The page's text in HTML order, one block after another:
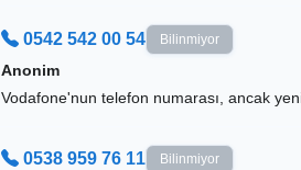
0542 542 00 54 Bilinmiyor
Anonim
Vodafone'nun telefon numarası, ancak
0538 959 76 11 Bilinmiyor